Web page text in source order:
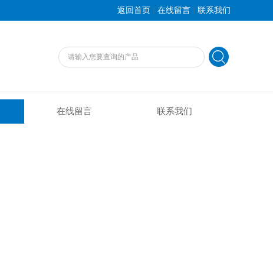
返回首页 | 在线留言 | 联系我们
在线留言 联系我们